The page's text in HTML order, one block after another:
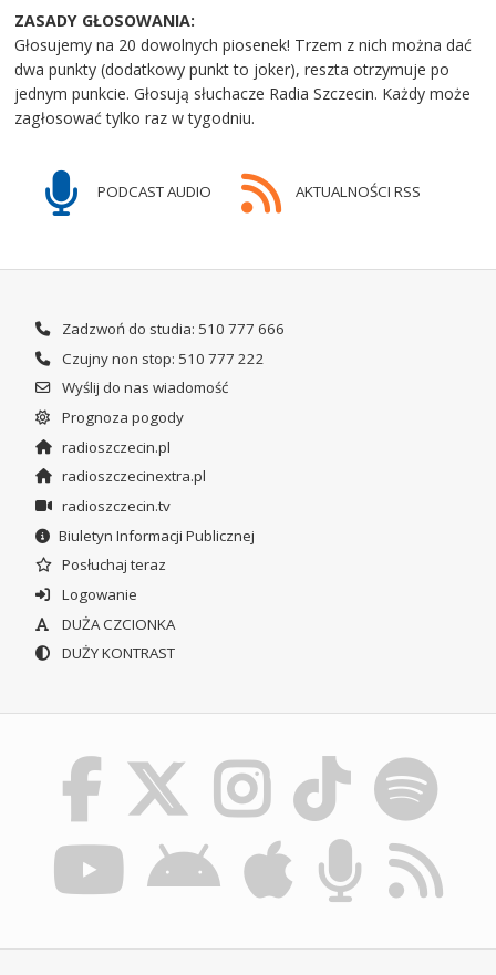
ZASADY GŁOSOWANIA:
Głosujemy na 20 dowolnych piosenek! Trzem z nich można dać
dwa punkty (dodatkowy punkt to joker), reszta otrzymuje po
jednym punkcie. Głosują słuchacze Radia Szczecin. Każdy może
zagłosować tylko raz w tygodniu.
PODCAST AUDIO AKTUALNOŚCI RSS
Zadzwoń do studia: 510 777 666
Czujny non stop: 510 777 222
Wyślij do nas wiadomość
Prognoza pogody
radioszczecin.pl
radioszczecinextra.pl
radioszczecin.tv
Biuletyn Informacji Publicznej
Posłuchaj teraz
Logowanie
DUŻA CZCIONKA
DUŻY KONTRAST